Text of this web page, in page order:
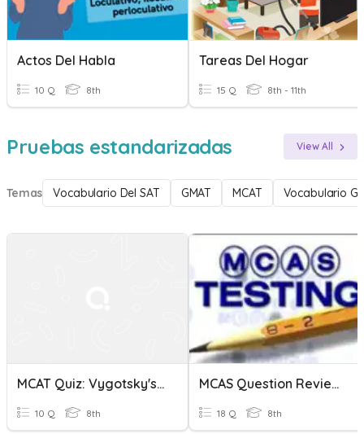
Actos Del Habla
10 Q 8th
Tareas Del Hogar
15 Q 8th - 11th
Pruebas estandarizadas View All
Temas Vocabulario Del SAT GMAT MCAT Vocabulario
MCAT Quiz: Vygotsky's Sociocultural Development
10 Q 8th
MCAS Question Review 2015
18 Q 8th